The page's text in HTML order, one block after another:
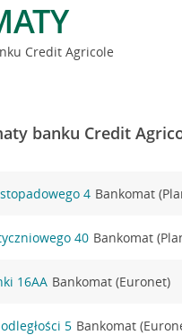
Credit Agricole
banku Credit
4 Bankomat
40 Bankomat
16AA Bankomat (Euronet)
5 Bankomat